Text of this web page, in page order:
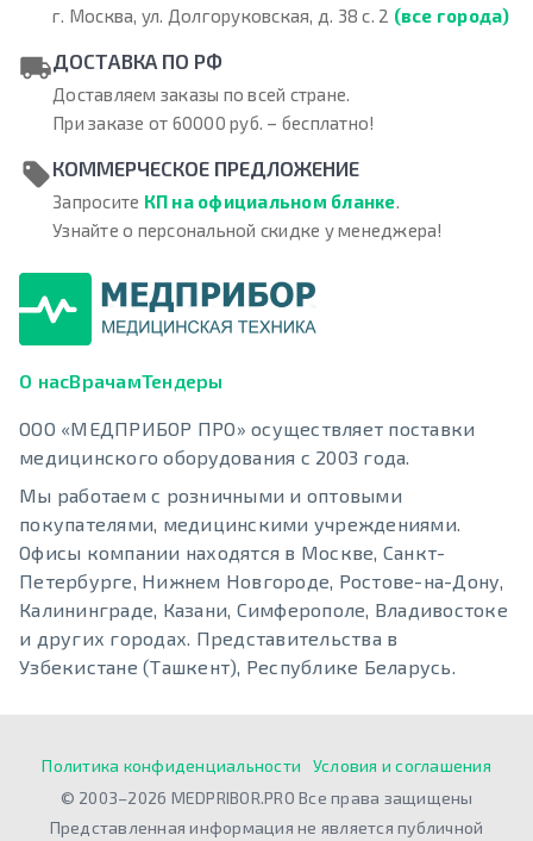
г. Москва, ул. Долгоруковская, д. 38 с. 2 (все города)
ДОСТАВКА ПО РФ
Доставляем заказы по всей стране.
При заказе от 60000 руб. – бесплатно!
КОММЕРЧЕСКОЕ ПРЕДЛОЖЕНИЕ
Запросите КП на официальном бланке.
Узнайте о персональной скидке у менеджера!
О насВрачамТендеры
ООО «МЕДПРИБОР ПРО» осуществляет поставки
медицинского оборудования с 2003 года.
Мы работаем с розничными и оптовыми
покупателями, медицинскими учреждениями.
Офисы компании находятся в Москве, Санкт-
Петербурге, Нижнем Новгороде, Ростове-на-Дону,
Калининграде, Казани, Симферополе, Владивостоке
и других городах. Представительства в
Узбекистане (Ташкент), Республике Беларусь.
Политика конфиденциальности
Условия и соглашения
© 2003–2026 MEDPRIBOR.PRO Все права защищены
Представленная информация не является публичной